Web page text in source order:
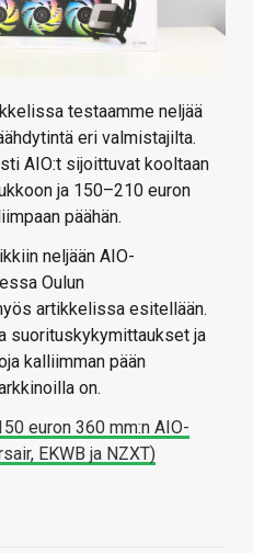
testaamme neljää
eri valmistajilta.
AIO:t sijoittuvat kooltaan
ja 150–210 euron
päähän.
neljään AIO-
Oulun
artikkelissa esitellään.
suorituskykymittaukset ja
kalliimman pään
on.
euron 360 mm:n AIO-
EKWB ja NZXT)